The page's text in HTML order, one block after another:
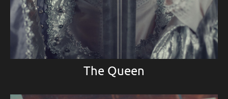
The Queen